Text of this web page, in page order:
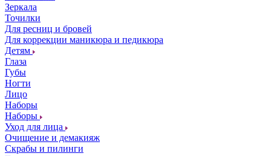
Зеркала
Точилки
Для ресниц и бровей
Для коррекции маникюра и педикюра
Детям
Глаза
Губы
Ногти
Лицо
Наборы
Наборы
Уход для лица
Очищение и демакияж
Скрабы и пилинги